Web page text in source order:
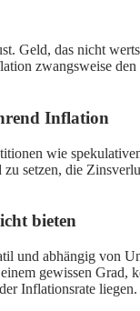
das nicht
zwangsweise
Inflation
wie
setzen, die
bieten
und abhängig von
gewissen
Inflationsrate liegen.